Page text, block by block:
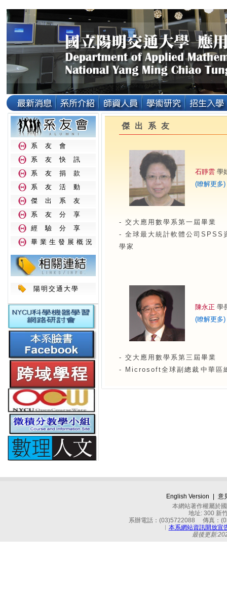
系友會
系友快訊
系友捐款
系友活動
傑出系友
系友分享
經驗分享
畢業生發展概況
陽明交通大學
傑出系友
石靜雲 學
(瞭解更多)
- 交大應用數學系第一屆畢業
- 全球最大統計軟體公司SPSS
學家
陳永正 學
(瞭解更多)
- 交大應用數學系第三屆畢業
- Microsoft全球副總裁 中華區
English Version
意
本網站著作權屬於
地址: 300 新
系辦電話：(03)5722088 傳真：
︱ 本系網站資訊開放宣
最後更新